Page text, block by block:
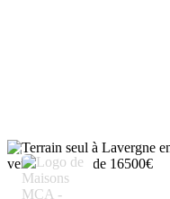
modalités de vente.
Maisons de la Côte
2